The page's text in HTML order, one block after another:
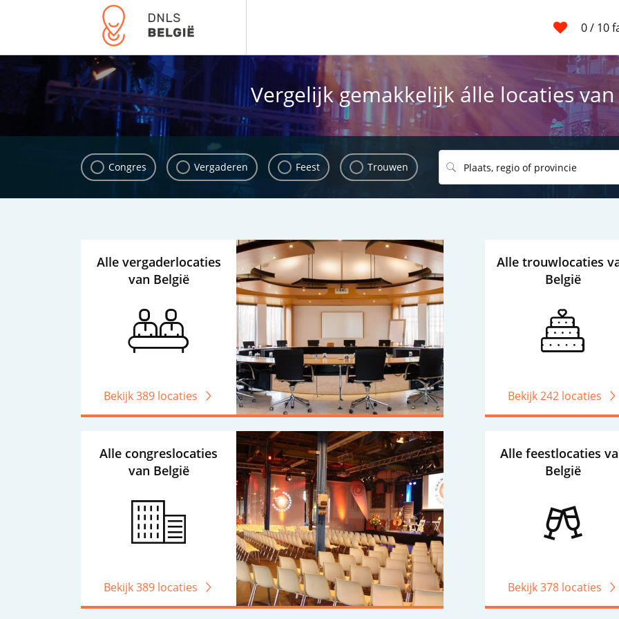
0/ 10
Vergelijk gemakkelijk álle locaties van
Congres Vergaderen Feest Trouwen
Alle vergaderlocaties
van België
Bekijk 389 locaties
Alle trouwlocaties
België
Bekijk 242 locaties
Alle congreslocaties
van België
Bekijk 389 locaties
Alle feestlocaties
België
Bekijk 378 locaties